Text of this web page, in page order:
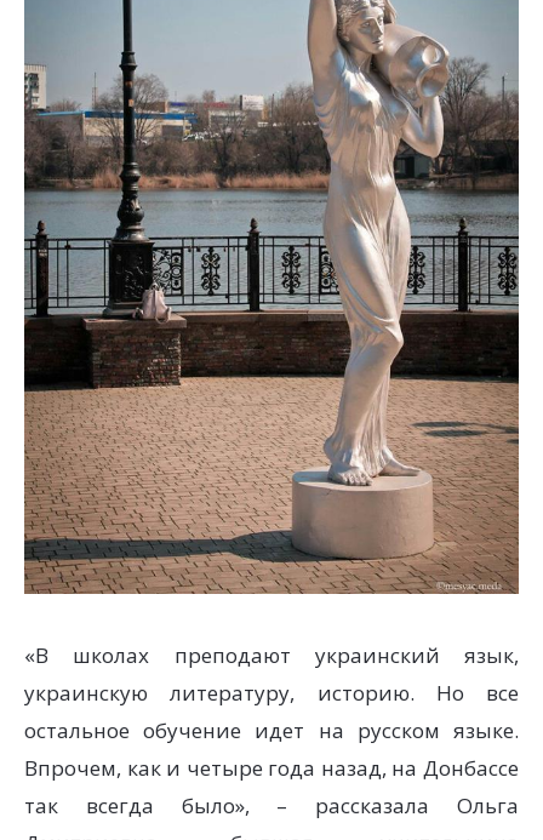
«В школах преподают украинский язык,
украинскую литературу, историю. Но все
остальное обучение идет на русском языке.
Впрочем, как и четыре года назад, на Донбассе
так всегда было», – рассказала Ольга